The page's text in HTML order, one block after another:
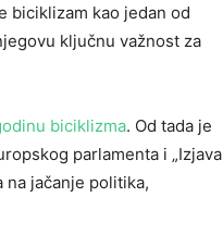
biciklizam kao jedan od
ključnu važnost za
biciklizma. Od tada je
parlamenta i „Izjava
jačanje politika,